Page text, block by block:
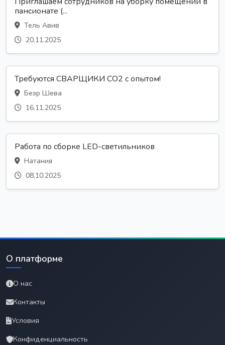
пансионате (...
Тель Авив
20.11.2025
Требуются СВАРЩИКИ CO2 с опытом!
Беэр Шева
16.11.2025
Работа по сборке LED-светильников
Натания
08.10.2025
О платформе
О нас
Контакты
Условия
Конфиденциальность